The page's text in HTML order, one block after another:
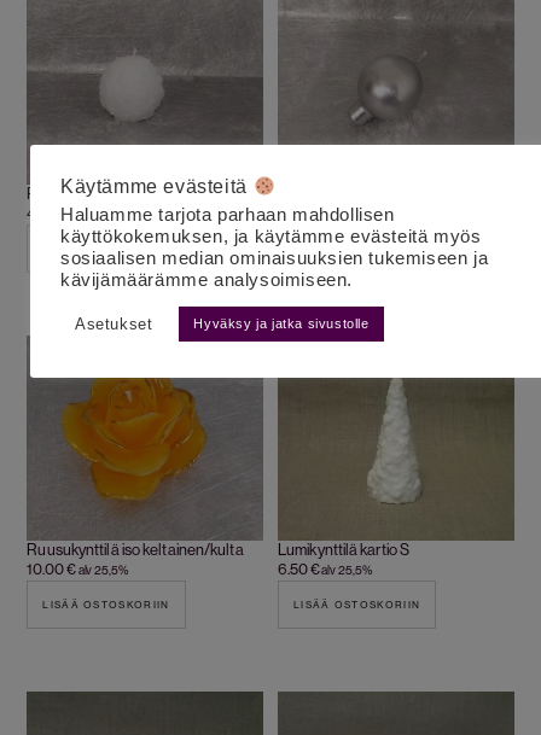
Pikku lumipallo
4.30
€alv 25,5%
LISÄÄ OSTOSKORIIN
5.50€alv 25,5%
Ruusukynttilä iso keltainen/kulta
10.00€alv 25,5%
LISÄÄ OSTOSKORIIN
Lumikynttilä kartio S
6.50€alv 25,5%
LISÄÄ OSTOSKORIIN
Käytämme evästeitä
Haluamme tarjota parhaan mahdollisen
käyttökokemuksen, ja käytämme evästeitä myös
sosiaalisen median ominaisuuksien tukemiseen ja
kävijämäärämme analysoimiseen.
Asetukset Hyväksy ja jatka sivustolle